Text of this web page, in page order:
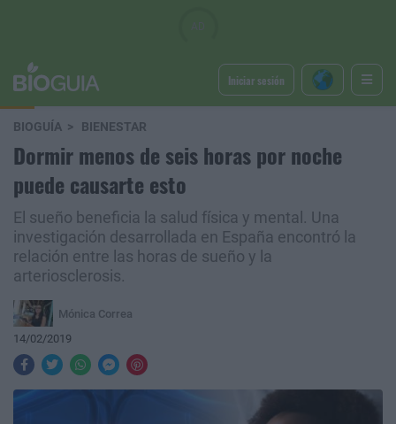
Iniciar sesión
BIOGUÍA BIENESTAR
Dormir menos de seis horas por noche
puede causarte esto
El sueño beneficia la salud física y mental. Una
investigación desarrollada en España encontró la
relación entre las horas de sueño y la
arteriosclerosis.
Mónica Correa
14/02/2019